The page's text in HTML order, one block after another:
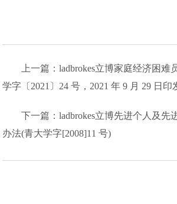
上一篇：ladbrokes立博家庭经济困
学字〔2021〕24 号，2021 年 9 月 29 日印
下一篇：ladbrokes立博先进个人及先
办法(青大学字[2008]11 号)